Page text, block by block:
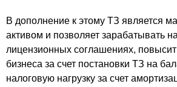
В дополнение к этому ТЗ является
активом и позволяет зарабатывать
лицензионных соглашениях,
бизнеса за счет постановки ТЗ на
налоговую нагрузку за счет